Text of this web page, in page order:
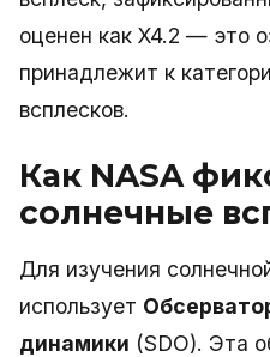
оценен как X4.2 — это
принадлежит к
всплесков.
Как NASA
солнечные
Для изучения
использует
динамики (SDO). Эта